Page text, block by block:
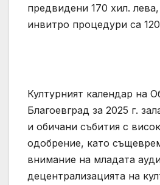
предвидени 170 хил.
инвитро процедури са
Културният календар на
Благоевград за 2025 г.
и обичани събития с
одобрение, като
внимание на младата
децентрализацията на